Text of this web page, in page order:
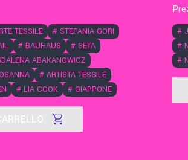
TESSILE # STEFANIA GORI
# BAUHAUS # SETA
ABAKANOWICZ
# ARTISTA TESSILE
# LIA COOK # GIAPPONE
#
#
#